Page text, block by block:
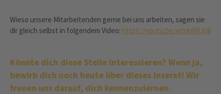
Wieso unsere Mitarbeitenden gerne bei uns arbeiten, sagen sie
dir gleich selbst in folgendem Video: https://youtu.be/wtuhlIfjJq8
Könnte dich diese Stelle interessieren? Wenn ja,
bewirb dich noch heute über dieses Inserat! Wir
freuen uns darauf, dich kennenzulernen.